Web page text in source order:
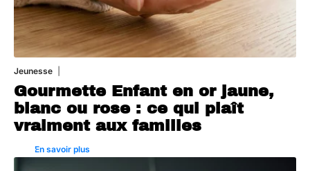
Jeunesse
Gourmette Enfant en or jaune,
blanc ou rose : ce qui plaît
vraiment aux familles
En savoir plus